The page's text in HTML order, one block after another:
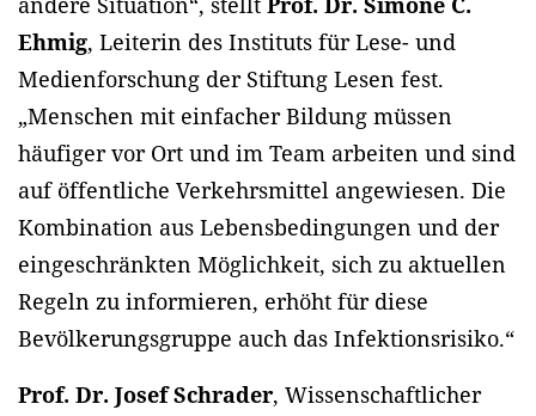
Ehmig, Leiterin des Instituts für Lese- und
Medienforschung der Stiftung Lesen fest.
„Menschen mit einfacher Bildung müssen
häufiger vor Ort und im Team arbeiten und sind
auf öffentliche Verkehrsmittel angewiesen. Die
Kombination aus Lebensbedingungen und der
eingeschränkten Möglichkeit, sich zu aktuellen
Regeln zu informieren, erhöht für diese
Bevölkerungsgruppe auch das Infektionsrisiko.“
Prof. Dr. Josef Schrader, Wissenschaftlicher